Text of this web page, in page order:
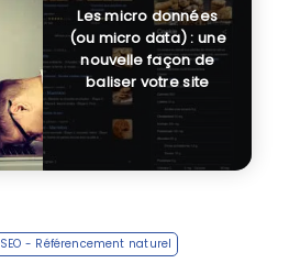
Les micro données
(ou micro data) : une
nouvelle façon de
baliser votre site
SEO - Référencement naturel